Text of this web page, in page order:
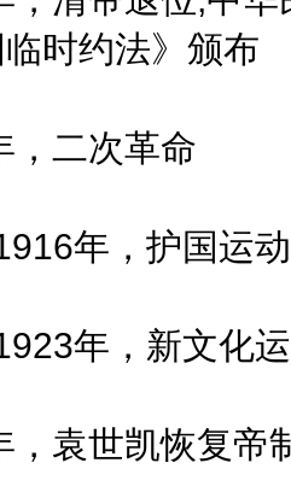
临时约法》颁布
二次革命
年，护国运动
年，新文化
袁世凯恢复帝